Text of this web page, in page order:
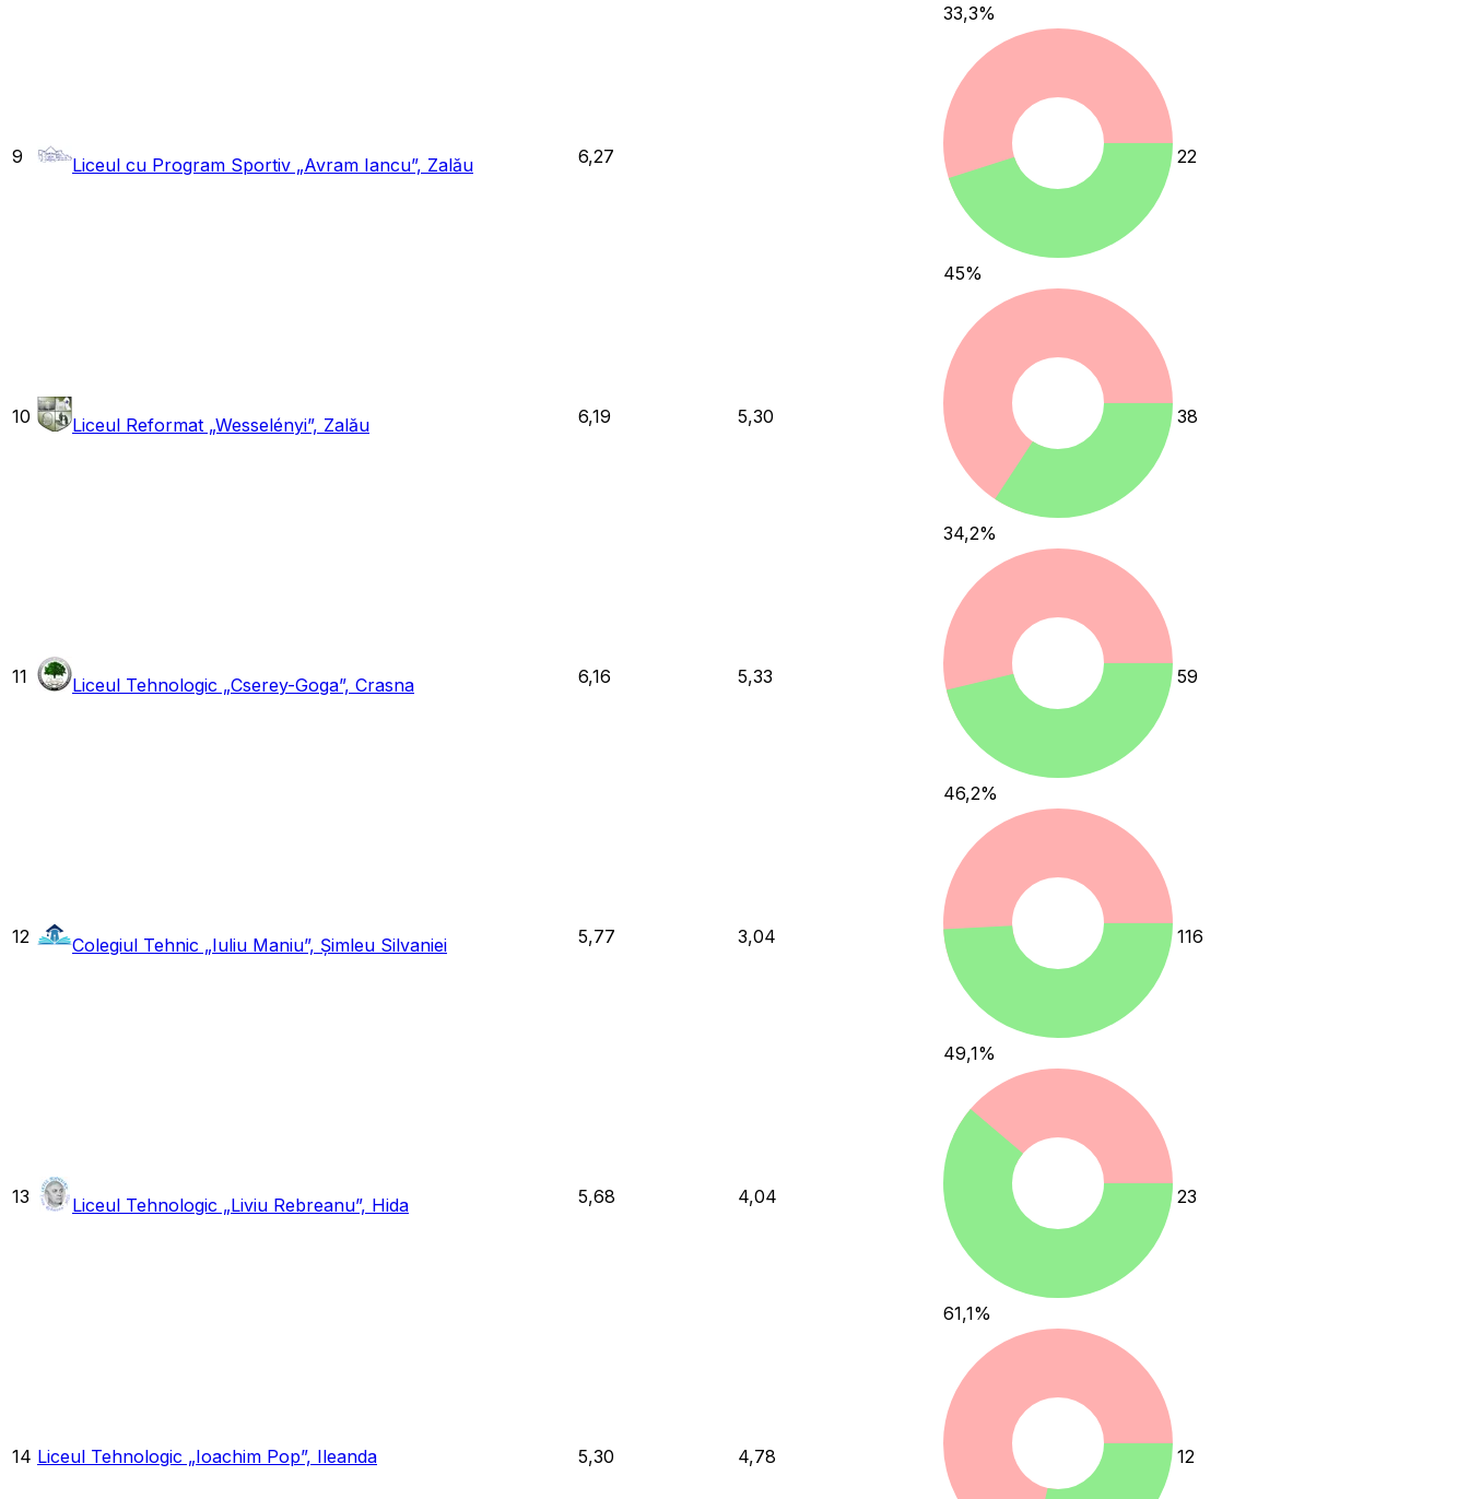
33,3%
9 Liceul cu Program Sportiv „Avram Iancu”, Zalău 6,27
45%
22
10 Liceul Reformat „Wesselényi”, Zalău 6,19 5,30
34,2%
38
11 Liceul Tehnologic „Cserey-Goga”, Crasna 6,16 5,33
46,2%
59
12 Colegiul Tehnic „Iuliu Maniu”, Șimleu Silvaniei 5,77 3,04
49,1%
116
13 Liceul Tehnologic „Liviu Rebreanu”, Hida 5,68 4,04
61,1%
23
14 Liceul Tehnologic „Ioachim Pop”, Ileanda 5,30 4,78 12